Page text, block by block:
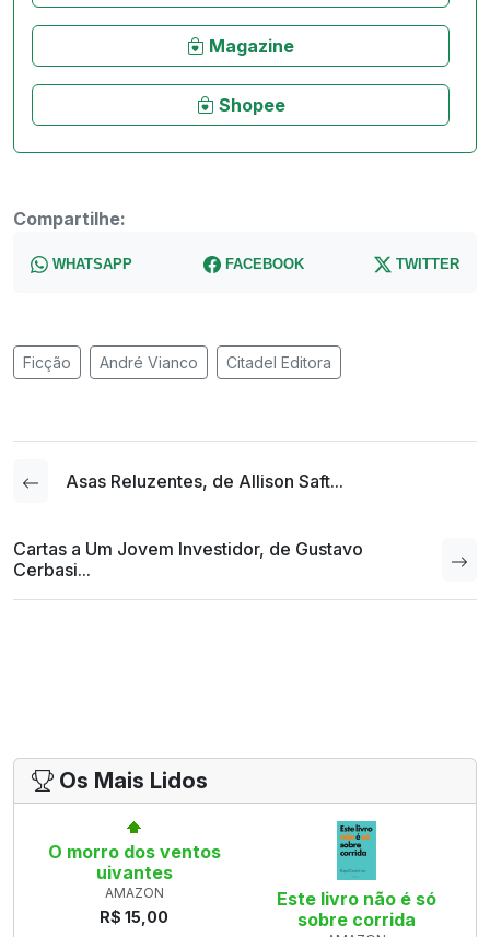
Magazine
Shopee
Compartilhe:
WHATSAPP FACEBOOK TWITTER
Ficção André Vianco Citadel Editora
Asas Reluzentes, de Allison Saft...
Cartas a Um Jovem Investidor, de Gustavo
Cerbasi...
Os Mais Lidos
O morro dos ventos
uivantes
AMAZON
R$ 15,00
Este livro não é só
sobre corrida